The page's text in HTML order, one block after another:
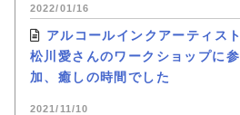
2022/01/16
アルコールインクアーティスト
松川愛さんのワークショップに参
加、癒しの時間でした
2021/11/10